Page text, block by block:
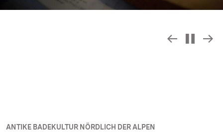
ANTIKE BADEKULTUR NÖRDLICH DER ALPEN